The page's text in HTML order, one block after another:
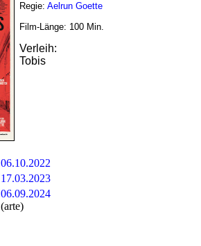
Regie: Aelrun Goette
Film-Länge: 100 Min.
Verleih:
Tobis
06.10.2022
17.03.2023
06.09.2024
(arte)